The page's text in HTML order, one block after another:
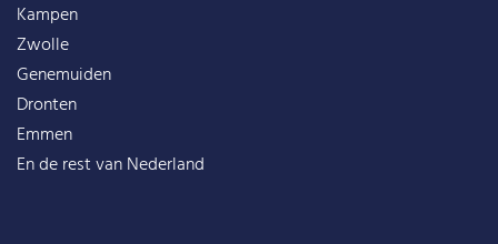
Kampen
Zwolle
Genemuiden
Dronten
Emmen
En de rest vanNederland